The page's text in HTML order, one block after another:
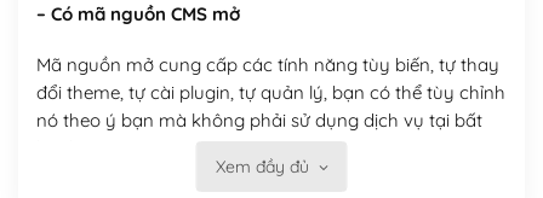
– Có mã nguồn CMS mở
Mã nguồn mở cung cấp các tính năng tùy biến, tự thay
đổi theme, tự cài plugin, tự quản lý, bạn có thể tùy chỉnh
nó theo ý bạn mà không phải sử dụng dịch vụ tại bất
Xem đầy đủ